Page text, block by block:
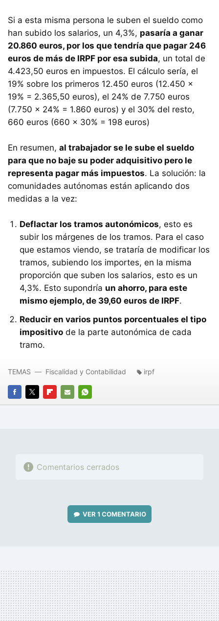
Si a esta misma persona le suben el sueldo como
han subido los salarios, un 4,3%, pasaría a ganar
20.860 euros, por los que tendría que pagar 246
euros de más de IRPF por esa subida, un total de
4.423,50 euros en impuestos. El cálculo sería, el
19% sobre los primeros 12.450 euros (12.450 x
19% = 2.365,50 euros), el 24% de 7.750 euros
(7.750 x 24% = 1.860 euros) y el 30% del resto,
660 euros (660 x 30% = 198 euros)
En resumen, al trabajador se le sube el sueldo
para que no baje su poder adquisitivo pero le
representa pagar más impuestos. La solución: la
comunidades autónomas están aplicando dos
medidas a la vez:
Deflactar los tramos autonómicos, esto es
subir los márgenes de los tramos. Para el caso
que estamos viendo, se trataría de modificar los
tramos, subiendo los importes, en la misma
proporción que suben los salarios, esto es un
4,3%. Esto supondría un ahorro, para este
mismo ejemplo, de 39,60 euros de IRPF.
Reducir en varios puntos porcentuales el tipo
impositivo de la parte autonómica de cada
tramo.
FACEBOOK
TWITTERFLIPBOARD
E-
WHATSAPP
TEMAS Fiscalidad y Contabilidad irpf
Comentarios cerrados
VER 1 COMENTARIO